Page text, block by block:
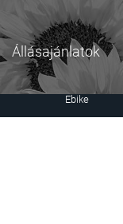
Állásajánlatok
Ebike